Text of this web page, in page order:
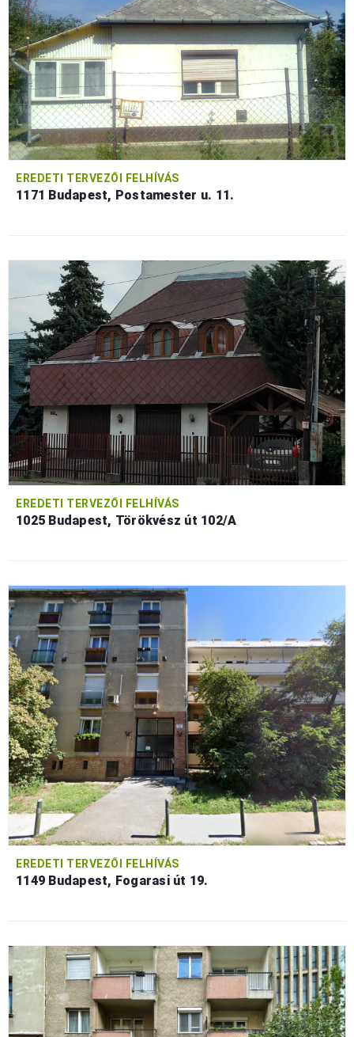
EREDETI TERVEZŐI FELHÍVÁS
1171 Budapest, Postamester u. 11.
EREDETI TERVEZŐI FELHÍVÁS
1025 Budapest, Törökvész út 102/A
EREDETI TERVEZŐI FELHÍVÁS
1149 Budapest, Fogarasi út 19.